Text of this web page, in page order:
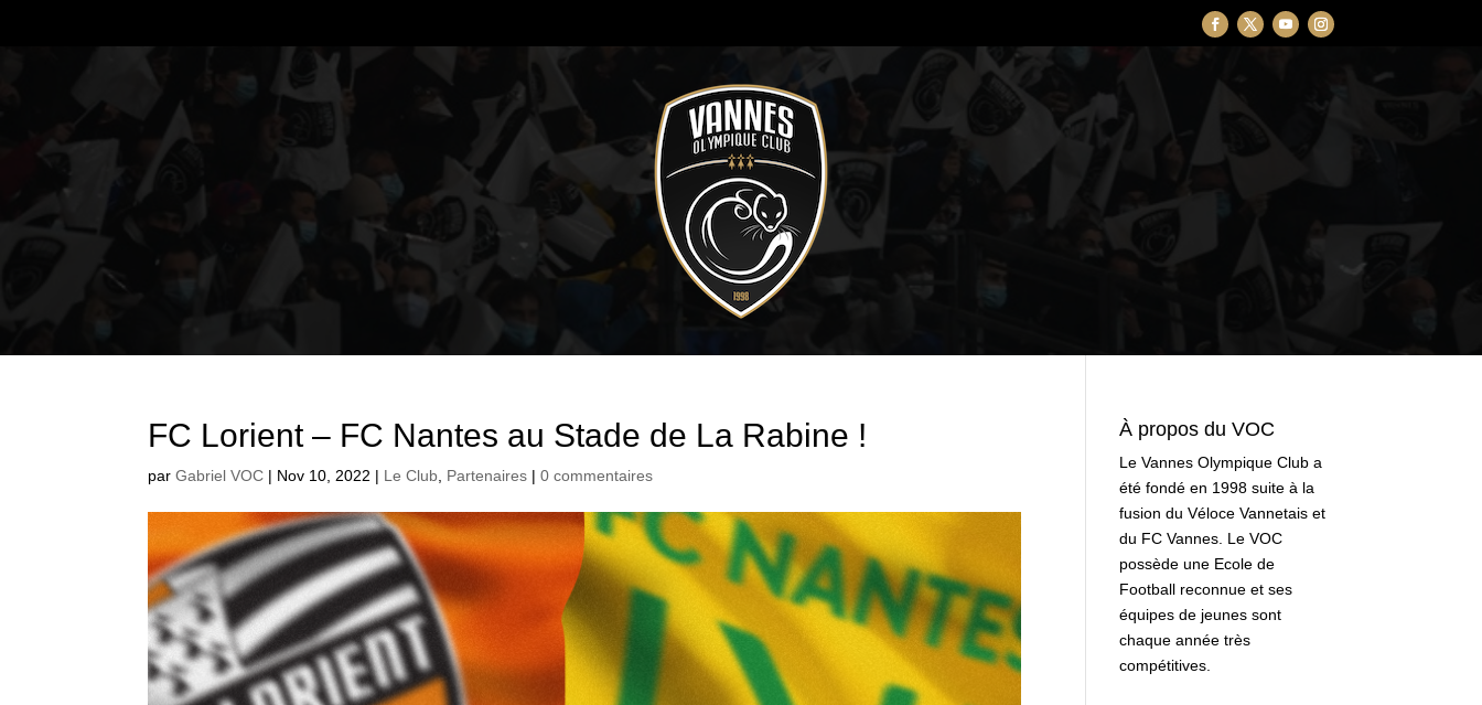
FC Lorient – FC Nantes au Stade de La Rabine !
parGabriel VOC | Nov 10, 2022 | Le Club, Partenaires |0 commentaires
À propos du VOC
Le Vannes Olympique Club a
été fondé en 1998 suite à la
fusion du Véloce Vannetais et
du FC Vannes. Le VOC
possède une Ecole de
Football reconnue et ses
équipes de jeunes sont
chaque année très
compétitives.